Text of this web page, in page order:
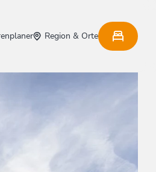
Region & Orte